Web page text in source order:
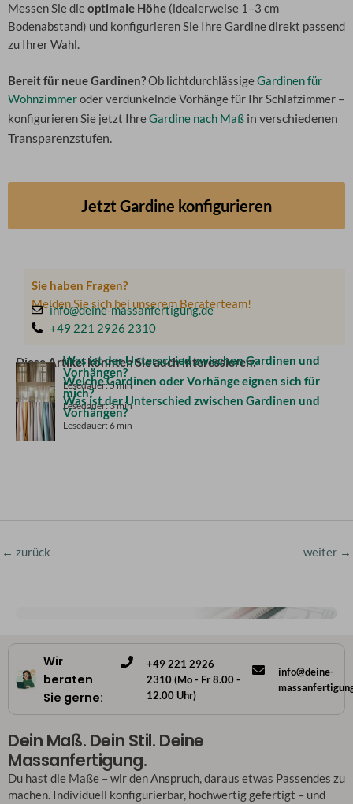
Messen Sie dieoptimale Höhe (idealerweise 1–3 cm
Bodenabstand) und konfigurieren Sie Ihre Gardine direkt passend
zu Ihrer Wahl.
Bereit für neue Gardinen?Ob lichtdurchlässigeGardinen für
Wohnzimmeroder verdunkelnde Vorhänge für Ihr Schlafzimmer –
konfigurieren Sie jetzt IhreGardine nach Maß in verschiedenen
Transparenzstufen.
Jetzt Gardine konfigurieren
Sie haben Fragen?
Melden Sie sich bei unserem Beraterteam!
info@deine-massanfertigung.de
+49 221 2926 2310
Diese Artikel könnten Sie auch interessieren:
Was ist der Unterschied zwischen Gardinen und
Vorhängen?
Lesedauer: 5 min
Welche Gardinen oder Vorhänge eignen sich für
mich?
Lesedauer: 3 min
Was ist der Unterschied zwischen Gardinen und
Vorhängen?
Lesedauer: 6 min
← zurück weiter →
Wir
beraten
Sie gerne:
+49 221 2926
2310 (Mo - Fr 8.00 -
12.00 Uhr)
info@deine-
Dein Maß. Dein Stil. Deine
Massanfertigung.
Du hast die Maße – wir den Anspruch, daraus etwas Passendes zu
machen. Individuell konfigurierbar, hochwertig gefertigt – und